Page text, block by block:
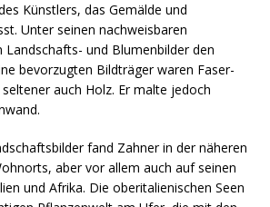
Künstlers, das Gemälde und
Unter seinen nach­weisbaren
Landschafts- und Blumenbilder den
bevorzugten Bildträger wa­ren Faser­
auch Holz. Er malte jedoch
fand Zahner in der näheren
aber vor allem auch auf seinen
und Afrika. Die oberitalienischen Seen